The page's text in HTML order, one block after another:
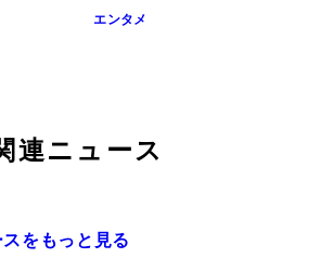
エンタメ
連ニュース
をもっと見る